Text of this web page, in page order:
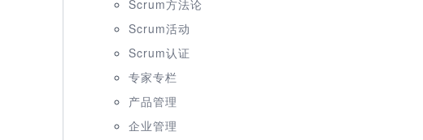
Scrum方法论
Scrum活动
Scrum认证
专家专栏
产品管理
企业管理